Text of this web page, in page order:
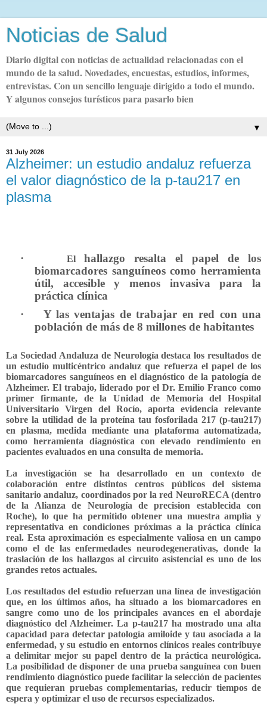
Noticias de Salud
Diario digital con noticias de actualidad relacionadas con el
mundo de la salud. Novedades, encuestas, estudios, informes,
entrevistas. Con un sencillo lenguaje dirigido a todo el mundo.
Y algunos consejos turísticos para pasarlo bien
▼
31 July 2026
Alzheimer: un estudio andaluz refuerza
el valor diagnóstico de la p-tau217 en
plasma
· El hallazgo resalta el papel de los
biomarcadores sanguíneos como herramienta
útil, accesible y menos invasiva para la
práctica clínica
·
Y las ventajas de trabajar en red con una
población de más de 8 millones de habitantes
La Sociedad Andaluza de Neurología destaca los resultados de
un estudio multicéntrico andaluz que refuerza el papel de los
biomarcadores sanguíneos en el diagnóstico de la patología de
Alzheimer. El trabajo, liderado por el Dr. Emilio Franco como
primer firmante, de la Unidad de Memoria del Hospital
Universitario Virgen del Rocío, aporta evidencia relevante
sobre la utilidad de la proteína tau fosforilada 217 (p-tau217)
en plasma, medida mediante una plataforma automatizada,
como herramienta diagnóstica con elevado rendimiento en
pacientes evaluados en una consulta de memoria.
La investigación se ha desarrollado en un contexto de
colaboración entre distintos centros públicos del sistema
sanitario andaluz, coordinados por la red NeuroRECA (dentro
de la Alianza de Neurología de precision establecida con
Roche), lo que ha permitido obtener una muestra amplia y
representativa en condiciones próximas a la práctica clínica
real. Esta aproximación es especialmente valiosa en un campo
como el de las enfermedades neurodegenerativas, donde la
traslación de los hallazgos al circuito asistencial es uno de los
grandes retos actuales.
Los resultados del estudio refuerzan una línea de investigación
que, en los últimos años, ha situado a los biomarcadores en
sangre como uno de los principales avances en el abordaje
diagnóstico del Alzheimer. La p-tau217 ha mostrado una alta
capacidad para detectar patología amiloide y tau asociada a la
enfermedad, y su estudio en entornos clínicos reales contribuye
a delimitar mejor su papel dentro de la práctica neurológica.
La posibilidad de disponer de una prueba sanguínea con buen
rendimiento diagnóstico puede facilitar la selección de pacientes
que requieran pruebas complementarias, reducir tiempos de
espera y optimizar el uso de recursos especializados.